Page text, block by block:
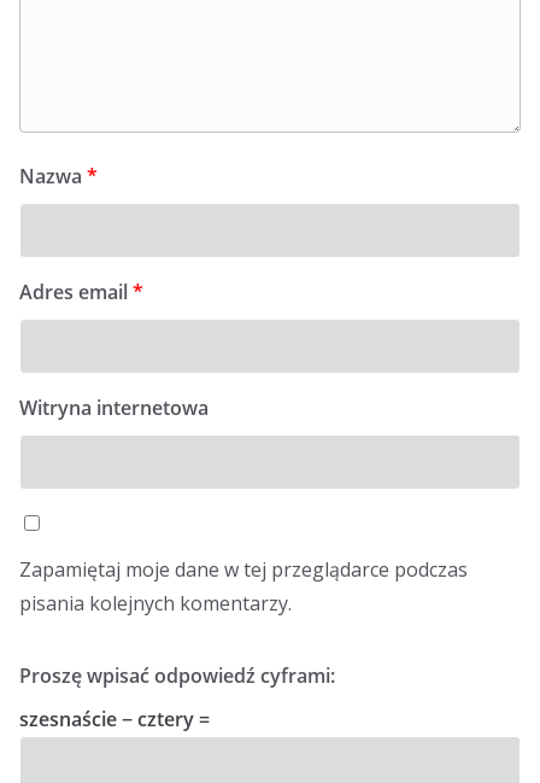
Nazwa *
Adres email*
Witryna internetowa
Zapamiętaj moje dane w tej przeglądarce podczas
pisania kolejnych komentarzy.
Proszę wpisać odpowiedź cyframi:
szesnaście − cztery =